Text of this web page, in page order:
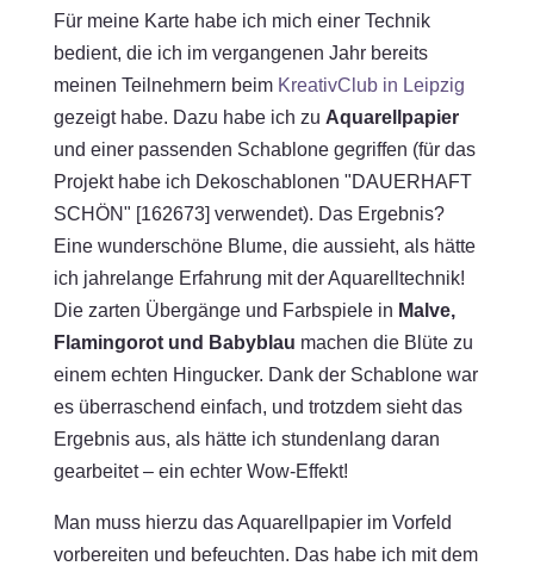
Für meine Karte habe ich mich einer Technik
bedient, die ich im vergangenen Jahr bereits
meinen Teilnehmern beim KreativClub in Leipzig
gezeigt habe. Dazu habe ich zu Aquarellpapier
und einer passenden Schablone gegriffen (für das
Projekt habe ich Dekoschablonen "DAUERHAFT
SCHÖN" [162673] verwendet). Das Ergebnis?
Eine wunderschöne Blume, die aussieht, als hätte
ich jahrelange Erfahrung mit der Aquarelltechnik!
Die zarten Übergänge und Farbspiele in Malve,
Flamingorot und Babyblau machen die Blüte zu
einem echten Hingucker. Dank der Schablone war
es überraschend einfach, und trotzdem sieht das
Ergebnis aus, als hätte ich stundenlang daran
gearbeitet – ein echter Wow-Effekt!
Man muss hierzu das Aquarellpapier im Vorfeld
vorbereiten und befeuchten. Das habe ich mit dem